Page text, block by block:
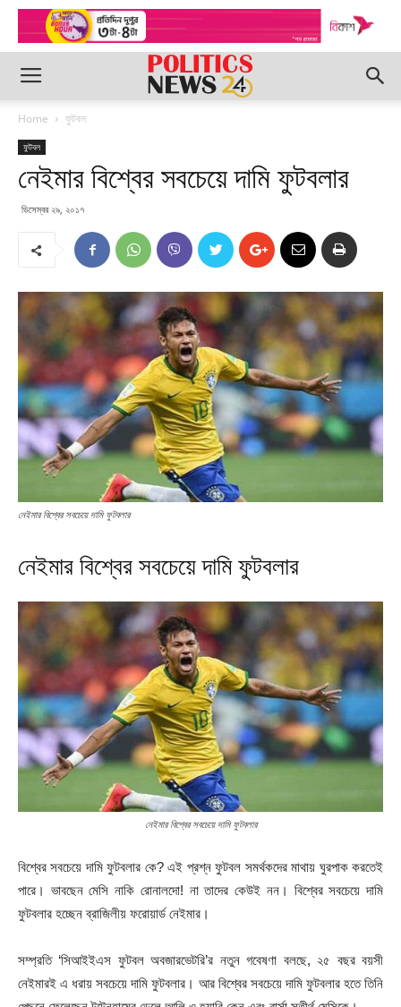
Home ফুটবল
ফুটবল
নেইমার বিশ্বের সবচেয়ে দামি ফুটবলার
ডিসেম্বর ২৯, ২০১৭
নেইমার বিশ্বের সবচেয়ে দামি ফুটবলার
নেইমার বিশ্বের সবচেয়ে দামি ফুটবলার
নেইমার বিশ্বের সবচেয়ে দামি ফুটবলার
বিশ্বের সবচেয়ে দামি ফুটবলার কে? এই প্রশ্ন ফুটবল সমর্থকদের মাথায় ঘুরপাক করতেই
পারে। ভাবছেন মেসি নাকি রোনালদো! না তাদের কেউই নন। বিশ্বের সবচেয়ে দামি
ফুটবলার হচ্ছেন ব্রাজিলীয় ফরোয়ার্ড নেইমার।
সম্প্রতি ‘সিআইইএস ফুটবল অবজারভেটরি’র নতুন গবেষণা বলছে, ২৫ বছর বয়সী
নেইমারই এ ধরায় সবচেয়ে দামি ফুটবলার। আর বিশ্বের সবচেয়ে দামি ফুটবলার হতে তিনি